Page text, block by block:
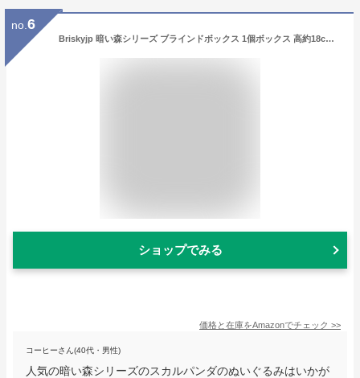
no. 6
Briskyjp 暗い森シリーズ ブラインドボックス 1個ボックス 高約18cm ABS&ポリエステル製 かわいい ぬいぐるみキーホルダー 塗装済み ペンダント プレゼント（ランダム1個）
ショップでみる
価格と在庫をAmazonでチェック >>
コーヒーさん(40代・男性)
人気の暗い森シリーズのスカルパンダのぬいぐるみはいかが